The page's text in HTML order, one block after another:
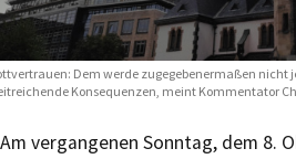
Dem werde zugegebenermaßen nicht
Konsequenzen, meint Kommentator
Am vergangenen Sonntag, dem 8.